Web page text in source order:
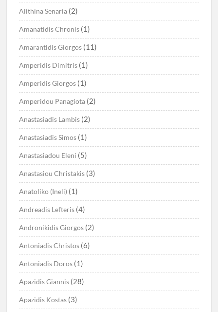
Alithina Senaria (2)
Amanatidis Chronis (1)
Amarantidis Giorgos (11)
Amperidis Dimitris (1)
Amperidis Giorgos (1)
Amperidou Panagiota (2)
Anastasiadis Lambis (2)
Anastasiadis Simos (1)
Anastasiadou Eleni (5)
Anastasiou Christakis (3)
Anatoliko (Ineli) (1)
Andreadis Lefteris (4)
Andronikidis Giorgos (2)
Antoniadis Christos (6)
Antoniadis Doros (1)
Apazidis Giannis (28)
Apazidis Kostas (3)